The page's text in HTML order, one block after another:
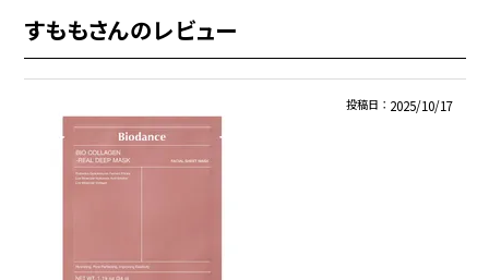
すももさんのレビュー
投稿日 2025/10/17